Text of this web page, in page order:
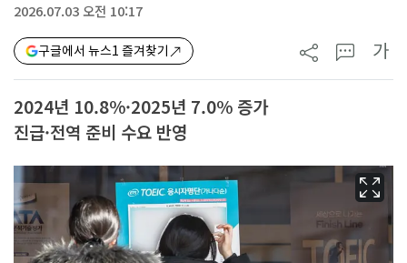
2026.07.03 오전 10:17
구글에서 뉴스1 즐겨찾기 가
2024년 10.8%·2025년 7.0% 증가
진급·전역 준비 수요 반영